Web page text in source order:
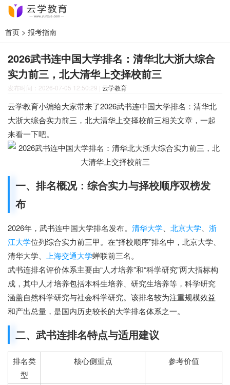
首页 > 报考指南
2026武书连中国大学排名：清华北大浙大综合
实力前三，北大清华上交择校前三
发布时间：2026-07-05 12:50:29 | 云学教育
云学教育小编给大家带来了2026武书连中国大学排名：清华北
大浙大综合实力前三，北大清华上交择校前三相关文章，一起
来看一下吧。
一、排名概况：综合实力与择校顺序双榜发
布
2026年，武书连中国大学排名发布。 清华大学 北京大学
浙
江大学位列综合实力前三甲。在“择校顺序”排名中，北京大学、
清华大学、
上海交通大学蝉联前三名。
武书连排名评价体系主要由“人才培养”和“科学研究”两大指标构
成，其中人才培养包括本科生培养、研究生培养等，科学研究
涵盖自然科学研究与社会科学研究。该排名较为注重规模效益
和产出总量，是国内历史较长的大学排名体系之一。
二、武书连排名特点与适用建议
排名类
型
核心侧重点 参考价值